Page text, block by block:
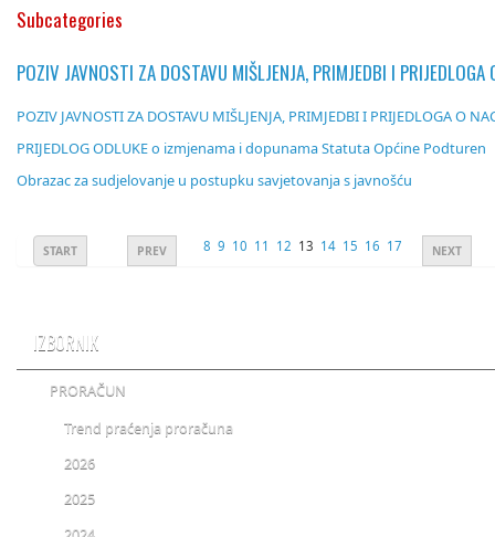
Subcategories
POZIV JAVNOSTI ZA DOSTAVU MIŠLJENJA, PRIMJEDBI I
POZIV JAVNOSTI ZA DOSTAVU MIŠLJENJA, PRIMJEDBI I PRIJEDLOGA O
PRIJEDLOG ODLUKE o izmjenama i dopunama Statuta Općine Podturen
Obrazac za sudjelovanje u postupku savjetovanja s javnošću
START PREV 8 9 10 11 12 13 14 15 16 17 NEXT
IZBORNIK
PRORAČUN
Trend praćenja proračuna
2026
2025